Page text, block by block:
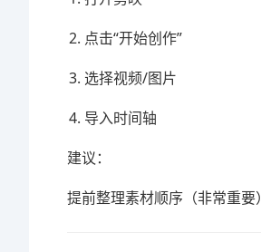
点击“开始创作”
选择视频/图片
导入时间轴
建议：
提前整理素材顺序（非常重要）